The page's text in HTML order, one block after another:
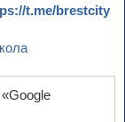
t.me/brestcity